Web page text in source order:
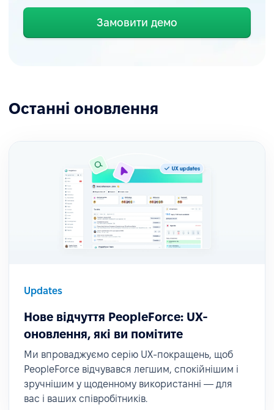
Замовити демо
Останні оновлення
Updates
Нове відчуття PeopleForce: UX-
оновлення, які ви помітите
Ми впроваджуємо серію UX-покращень, щоб
PeopleForce відчувався легшим, спокійнішим і
зручнішим у щоденному використанні — для
вас і ваших співробітників.